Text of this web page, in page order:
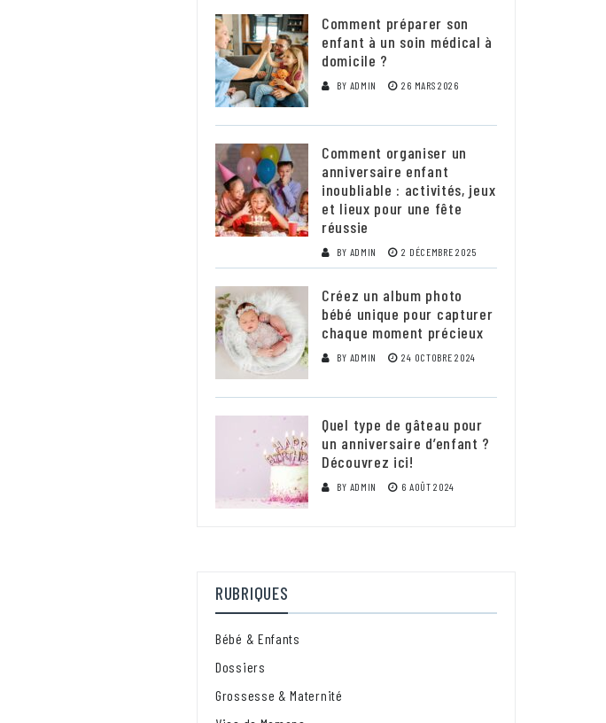
Comment préparer son
enfant à un soin médical à
domicile ?
BY ADMIN 26 MARS 2026
Comment organiser un
anniversaire enfant
inoubliable : activités, jeux
et lieux pour une fête
réussie
BY ADMIN 2 DÉCEMBRE 2025
Créez un album photo
bébé unique pour capturer
chaque moment précieux
BY ADMIN 24 OCTOBRE 2024
Quel type de gâteau pour
un anniversaire d’enfant ?
Découvrez ici!
BY ADMIN 6 AOÛT 2024
RUBRIQUES
Bébé & Enfants
Dossiers
Grossesse & Maternité